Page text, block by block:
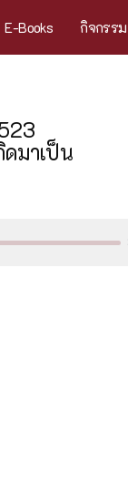
E-Books กิจกรรม
มาเป็น